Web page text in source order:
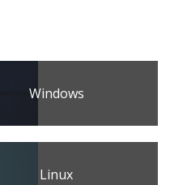
Windows
Linux